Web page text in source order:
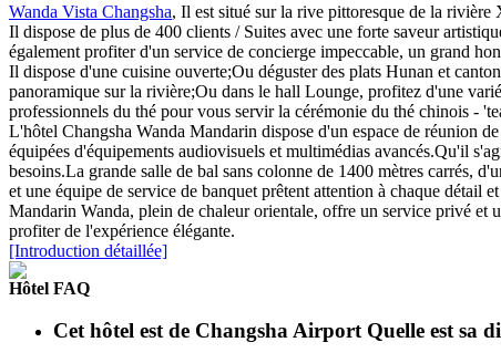
Wanda Vista Changsha, Il est situé sur la rive pittoresque de la rivière
Il dispose de plus de 400 clients / Suites avec une forte saveur
également profiter d'un service de concierge impeccable, un grand
Il dispose d'une cuisine ouverte;Ou déguster des plats Hunan et
panoramique sur la rivière;Ou dans le hall Lounge, profitez d'une
professionnels du thé pour vous servir la cérémonie du thé chinois -
L'hôtel Changsha Wanda Mandarin dispose d'un espace de réunion
équipées d'équipements audiovisuels et multimédias avancés.Qu'il
besoins.La grande salle de bal sans colonne de 1400 mètres carrés,
et une équipe de service de banquet prêtent attention à chaque
Mandarin Wanda, plein de chaleur orientale, offre un service privé et
profiter de l'expérience élégante.
[Introduction détaillée]
Hôtel FAQ
Cet hôtel est de Changsha Airport Quelle est sa